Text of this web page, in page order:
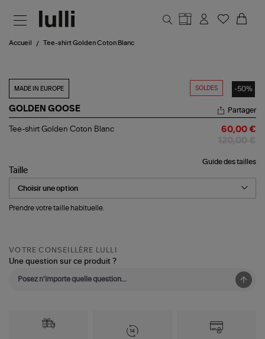
Accueil Tee-shirt Golden Coton Blanc
SOLDES -50%
MADE IN EUROPE
GOLDEN GOOSE
Tee-
Blanc
Partager
Tee-shirt Golden Coton Blanc 60,00 €
Guide des tailles
Taille
Prendre votre taille habituelle.
VOTRE CONSEILLÈRE LULLI
Une question sur ce produit ?